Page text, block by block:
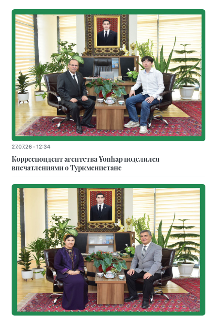
27.07.26 - 12:34
Корреспондент агентства Yonhap поделился
впечатлениями о Туркменистане